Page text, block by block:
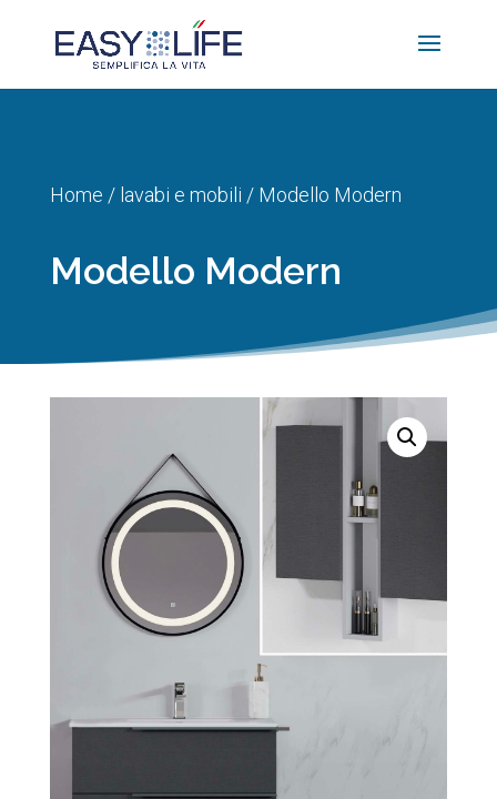
Home / lavabi e mobili / Modello Modern
Modello Modern